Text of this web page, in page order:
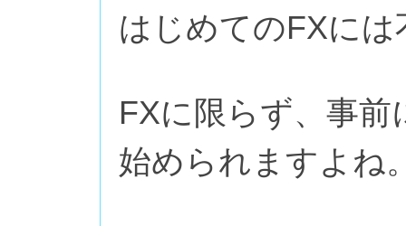
はじめてのFXに
FXに限らず、事
始められますよね